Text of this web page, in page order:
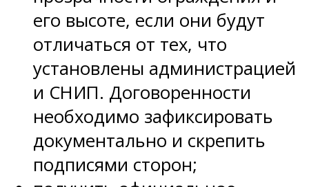
его высоте, если они будут
отличаться от тех, что
установлены администрацией
и СНИП. Договоренности
необходимо зафиксировать
документально и скрепить
подписями сторон;